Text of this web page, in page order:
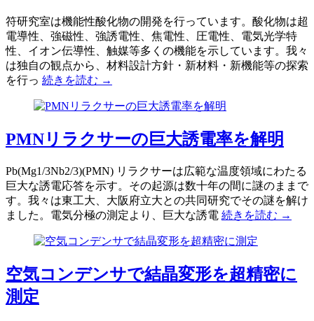
符研究室は機能性酸化物の開発を行っています。酸化物は超
電導性、強磁性、強誘電性、焦電性、圧電性、電気光学特
性、イオン伝導性、触媒等多くの機能を示しています。我々
は独自の観点から、材料設計方針・新材料・新機能等の探索
を行っ 続きを読む →
PMNリラクサーの巨大誘電率を解明
Pb(Mg1/3Nb2/3)(PMN) リラクサーは広範な温度領域にわたる
巨大な誘電応答を示す。その起源は数十年の間に謎のままで
す。我々は東工大、大阪府立大との共同研究でその謎を解け
ました。電気分極の測定より、巨大な誘電 続きを読む →
空気コンデンサで結晶変形を超精密に
測定